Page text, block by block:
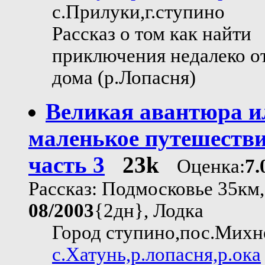
с.Прилуки,г.ступино
Рассказ о том как найти
приключения недалеко
дома (р.Лопасня)
Великая авантюра
маленькое
часть 3
23k Оценка:
Рассказ: Подмосковье 35км,
08/2003{2дн}, Лодка
Город
с.Хатунь,р.лопасня,р.ока